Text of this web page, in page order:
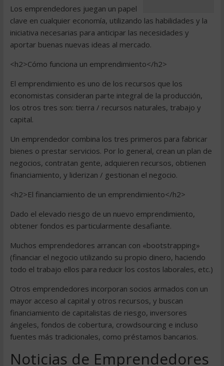
Los emprendedores juegan un papel
clave en cualquier economía, utilizando las habilidades y la
iniciativa necesarias para anticipar las necesidades y
aportar buenas nuevas ideas al mercado.
<h2>Cómo funciona un emprendimiento</h2>
El emprendimiento es uno de los recursos que los
economistas consideran parte integral de la producción,
los otros tres son: tierra / recursos naturales, trabajo y
capital.
Un emprendedor combina los tres primeros para fabricar
bienes o prestar servicios. Por lo general, crean un plan de
negocios, contratan gente, adquieren recursos, obtienen
financiamiento, y liderizan / gestionan el negocio.
<h2>El financiamiento de un emprendimiento</h2>
Dado el elevado riesgo de un nuevo emprendimiento,
obtener fondos es particularmente desafiante.
Muchos emprendedores arrancan con «bootstrapping»
(financiar el negocio utilizando su propio dinero, haciendo
todo el trabajo ellos para reducir los costos laborales, etc.)
Otros emprendedores incorporan socios armados con un
mayor acceso al capital y otros recursos, y buscan
financiamiento de capitalistas de riesgo, inversores
ángeles, fondos de cobertura, crowdsourcing e incluso
fuentes más tradicionales, como préstamos bancarios.
Noticias de Emprendedores